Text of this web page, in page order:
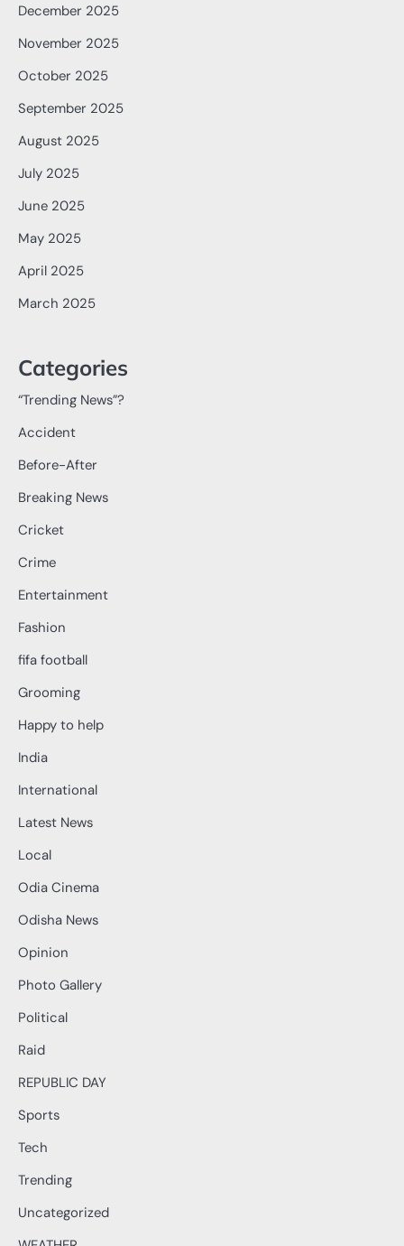
December 2025
November 2025
October 2025
September 2025
August 2025
July 2025
June 2025
May 2025
April 2025
March 2025
Categories
“Trending News”?
Accident
Before-After
Breaking News
Cricket
Crime
Entertainment
Fashion
fifa football
Grooming
Happy to help
India
International
Latest News
Local
Odia Cinema
Odisha News
Opinion
Photo Gallery
Political
Raid
REPUBLIC DAY
Sports
Tech
Trending
Uncategorized